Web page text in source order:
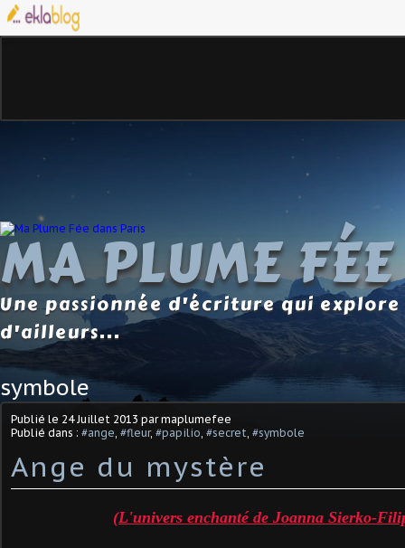
MA PLUME
Une passionnée d'écriture qui
d'ailleurs...
symbole
Publié le 24 Juillet 2013 par maplumefee
Publié dans : #ange #fleur, #papilio #secret #symbole
Ange du mystère
(L'univers enchanté de Joanna Sierko-